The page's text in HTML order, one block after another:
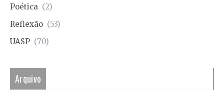
Poética (2)
Reflexão (53)
UASP (70)
Arquivo